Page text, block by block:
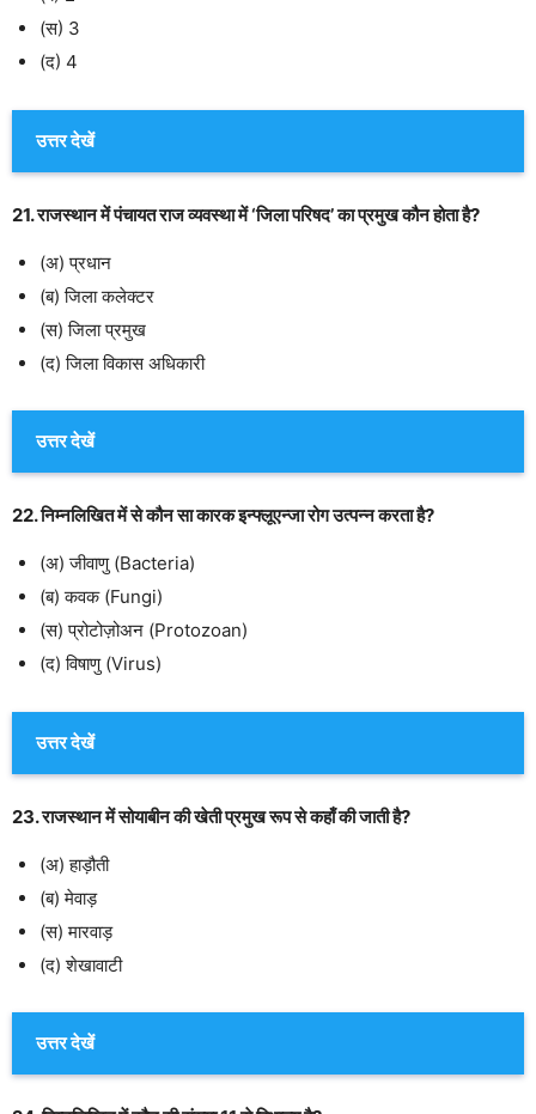
(स) 3
(द) 4
उत्तर देखें
21. राजस्थान में पंचायत राज व्यवस्था में ‘जिला परिषद’ का प्रमुख कौन होता है?
(अ) प्रधान
(ब) जिला कलेक्टर
(स) जिला प्रमुख
(द) जिला विकास अधिकारी
उत्तर देखें
22. निम्नलिखित में से कौन सा कारक इन्फ्लूएन्जा रोग उत्पन्न करता है?
(अ) जीवाणु (Bacteria)
(ब) कवक (Fungi)
(स) प्रोटोज़ोअन (Protozoan)
(द) विषाणु (Virus)
उत्तर देखें
23. राजस्थान में सोयाबीन की खेती प्रमुख रूप से कहाँ की जाती है?
(अ) हाड़ौती
(ब) मेवाड़
(स) मारवाड़
(द) शेखावाटी
उत्तर देखें